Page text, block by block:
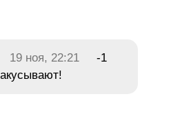
19 ноя, 22:21
-1